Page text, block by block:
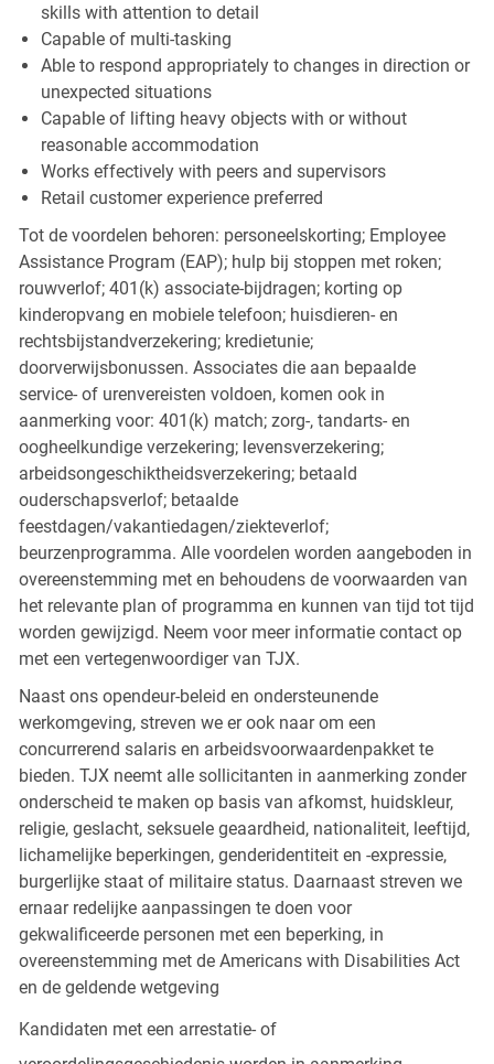
skills with attention to detail
Capable of multi-tasking
Able to respond appropriately to changes in direction or
unexpected situations
Capable of lifting heavy objects with or without
reasonable accommodation
Works effectively with peers and supervisors
Retail customer experience preferred
Tot de voordelen behoren: personeelskorting; Employee
Assistance Program (EAP); hulp bij stoppen met roken;
rouwverlof; 401(k) associate-bijdragen; korting op
kinderopvang en mobiele telefoon; huisdieren- en
rechtsbijstandverzekering; kredietunie;
doorverwijsbonussen. Associates die aan bepaalde
service- of urenvereisten voldoen, komen ook in
aanmerking voor: 401(k) match; zorg-, tandarts- en
oogheelkundige verzekering; levensverzekering;
arbeidsongeschiktheidsverzekering; betaald
ouderschapsverlof; betaalde
feestdagen/vakantiedagen/ziekteverlof;
beurzenprogramma. Alle voordelen worden aangeboden in
overeenstemming met en behoudens de voorwaarden van
het relevante plan of programma en kunnen van tijd tot tijd
worden gewijzigd. Neem voor meer informatie contact op
met een vertegenwoordiger van TJX.
Naast ons opendeur-beleid en ondersteunende
werkomgeving, streven we er ook naar om een
concurrerend salaris en arbeidsvoorwaardenpakket te
bieden. TJX neemt alle sollicitanten in aanmerking zonder
onderscheid te maken op basis van afkomst, huidskleur,
religie, geslacht, seksuele geaardheid, nationaliteit, leeftijd,
lichamelijke beperkingen, genderidentiteit en -expressie,
burgerlijke staat of militaire status. Daarnaast streven we
ernaar redelijke aanpassingen te doen voor
gekwalificeerde personen met een beperking, in
overeenstemming met de Americans with Disabilities Act
en de geldende wetgeving
Kandidaten met een arrestatie- of